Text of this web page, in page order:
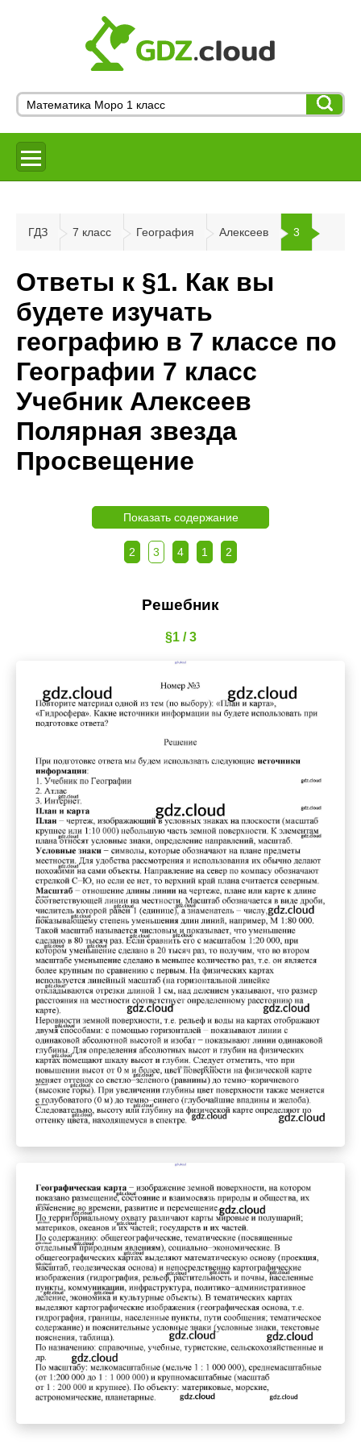
ГДЗ 7 класс География Алексеев 3
Ответы к §1. Как вы
будете изучать
географию в 7 классе по
Географии 7 класс
Учебник Алексеев
Полярная звезда
Просвещение
Показать содержание
2 3 4 1 2
Решебник
§1 / 3